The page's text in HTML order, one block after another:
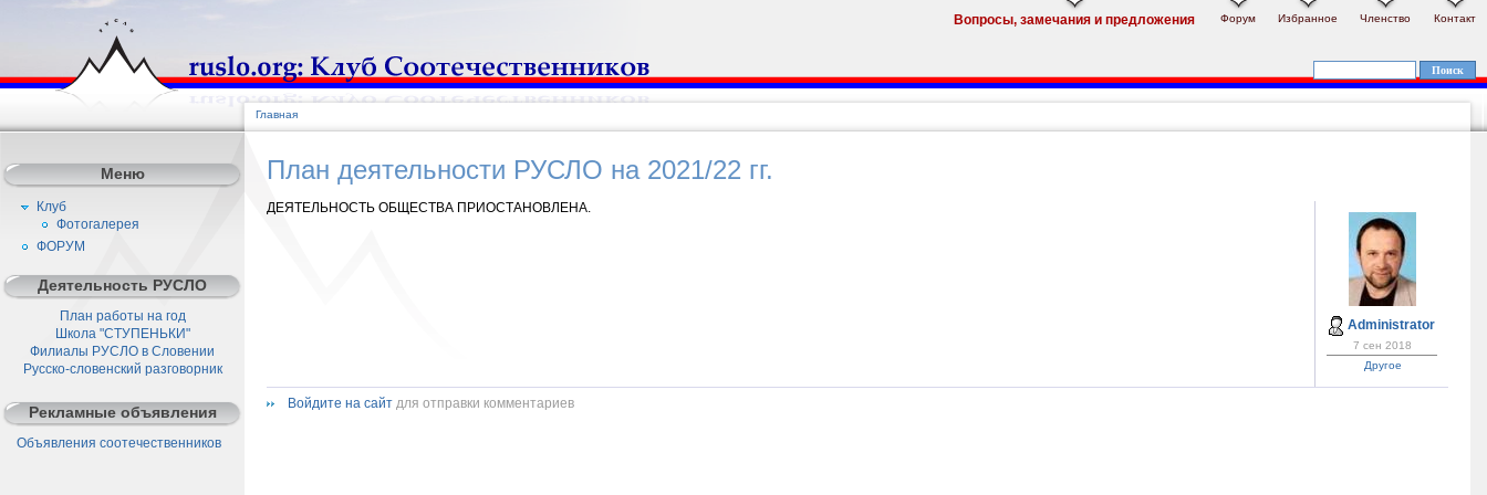
Вопросы, замечания и предложения Форум Избранное Членство Контакт
Главная
План деятельности РУСЛО на 2021/22 гг.
Administrator
7 сен 2018
Другое
ДЕЯТЕЛЬНОСТЬ ОБЩЕСТВА ПРИОСТАНОВЛЕНА.
Войдите на сайт для отправки комментариев
Меню
Клуб
Фотогалерея
ФОРУМ
Деятельность РУСЛО
План работы на год
Школа "СТУПЕНЬКИ"
Филиалы РУСЛО в Словении
Русско-словенский разговорник
Рекламные объявления
Объявления соотечественников